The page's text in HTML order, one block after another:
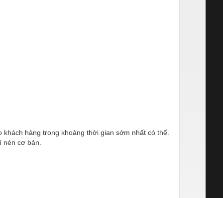
hàng trong khoảng thời gian sớm nhất có thể.
cơ bản.